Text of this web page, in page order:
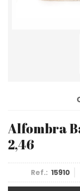
Alfombra
2,46
Ref.: 15910